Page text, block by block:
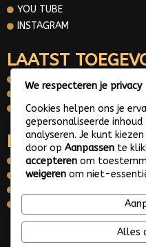
YOU TUBE
INSTAGRAM
LAATST
STORIES
GRAVELROADS
FOTOGALERIJ
INFORMATIE
OVER MIJ
CONTACT
We respecteren je privacy
Cookies helpen ons je
gepersonaliseerde
analyseren. Je kunt
door op Aanpassen te
accepteren om
weigeren om niet-
Alles